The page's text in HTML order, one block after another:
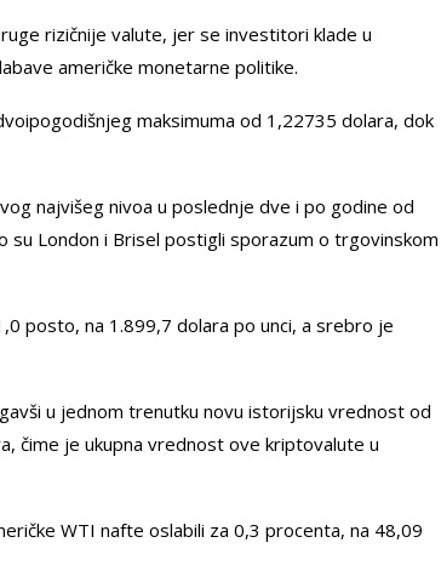
rizičnije valute, jer se investitori klade u
američke monetarne politike.
maksimuma od 1,22735 dolara, dok
najvišeg nivoa u poslednje dve i po godine od
su London i Brisel postigli sporazum o trgovinskom
posto, na 1.899,7 dolara po unci, a srebro je
u jednom trenutku novu istorijsku vrednost od
čime je ukupna vrednost ove kriptovalute u
WTI nafte oslabili za 0,3 procenta, na 48,09